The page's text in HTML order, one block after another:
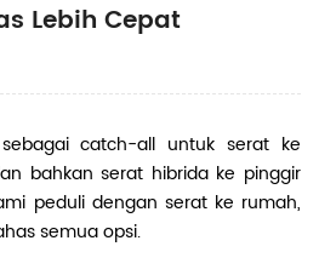
Lebih Cepat
catch-all untuk serat ke
bahkan serat hibrida ke pinggir
peduli dengan serat ke rumah,
semua opsi.